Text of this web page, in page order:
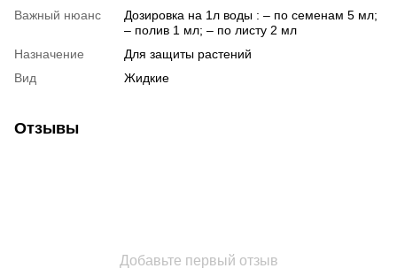
Важный нюанс
Дозировка на 1л воды : – по семенам 5 мл;
– полив 1 мл; – по листу 2 мл
Назначение
Для защиты растений
Вид
Жидкие
Отзывы
Добавьте первый отзыв